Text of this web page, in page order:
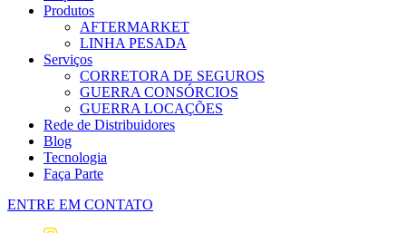
Produtos
AFTERMARKET
LINHA PESADA
Serviços
CORRETORA DE SEGUROS
GUERRA CONSÓRCIOS
GUERRA LOCAÇÕES
Rede de Distribuidores
Blog
Tecnologia
Faça Parte
ENTRE EM CONTATO